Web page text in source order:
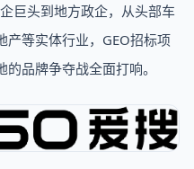
巨头到地方政企，从头部车
产等实体行业，GEO招标项
品牌争夺战全面打响。